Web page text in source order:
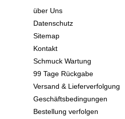
über Uns
Datenschutz
Sitemap
Kontakt
Schmuck Wartung
99 Tage Rückgabe
Versand & Lieferverfolgung
Geschäftsbedingungen
Bestellung verfolgen